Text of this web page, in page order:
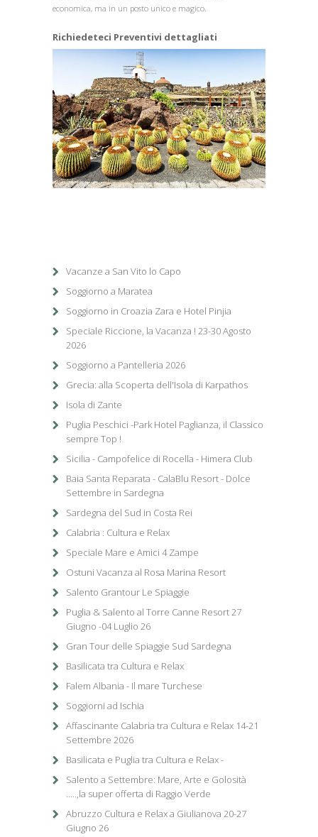
economica, ma in un posto unico e magico.
Richiedeteci Preventivi dettagliati
1/1
Vacanze a San Vito lo Capo
Soggiorno a Maratea
Soggiorno in Croazia Zara e Hotel Pinjia
Speciale Riccione, la Vacanza ! 23-30 Agosto
2026
Soggiorno a Pantelleria 2026
Grecia: alla Scoperta dell'Isola di Karpathos
Isola di Zante
Puglia Peschici -Park Hotel Paglianza, il Classico
sempre Top !
Sicilia - Campofelice di Rocella - Himera Club
Baia Santa Reparata - CalaBlu Resort - Dolce
Settembre in Sardegna
Sardegna del Sud in Costa Rei
Calabria : Cultura e Relax
Speciale Mare e Amici 4 Zampe
Ostuni Vacanza al Rosa Marina Resort
Salento Grantour Le Spiaggie
Puglia & Salento al Torre Canne Resort 27
Giugno -04 Luglio 26
Gran Tour delle Spiaggie Sud Sardegna
Basilicata tra Cultura e Relax
Falem Albania - Il mare Turchese
Soggiorni ad Ischia
Affascinante Calabria tra Cultura e Relax 14-21
Settembre 2026
Basilicata e Puglia tra Cultura e Relax -
Salento a Settembre: Mare, Arte e Golosità
.....,la super offerta di Raggio Verde
Abruzzo Cultura e Relax a Giulianova 20-27
Giugno 26